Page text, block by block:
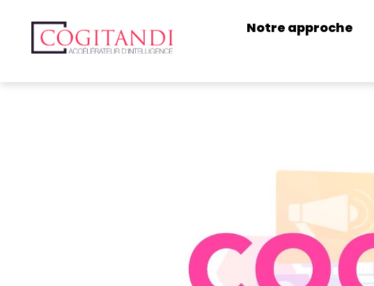
Notre approche